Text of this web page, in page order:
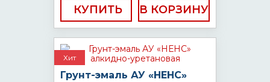
КУПИТЬ
Хит
Грунт-эмаль АУ «НЕНС»